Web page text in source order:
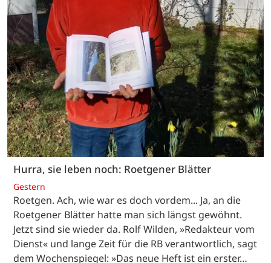
Hurra, sie leben noch: Roetgener Blätter
Gestern
Roetgen. Ach, wie war es doch vordem... Ja, an die
Roetgener Blätter hatte man sich längst gewöhnt.
Jetzt sind sie wieder da. Rolf Wilden, »Redakteur vom
Dienst« und lange Zeit für die RB verantwortlich, sagt
dem Wochenspiegel: »Das neue Heft ist ein erster…